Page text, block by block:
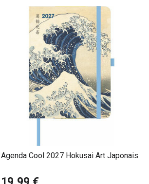
Agenda Cool 2027 Hokusai Art Japonais